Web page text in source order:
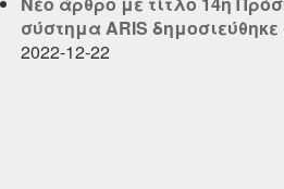
σύστημα ARIS δημοσιεύθηκε
2022-12-22